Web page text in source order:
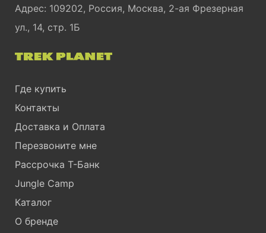
Адрес: 109202, Россия, Москва, 2-ая Фрезерная
ул., 14, стр. 1Б
Где купить
Контакты
Доставка и Оплата
Перезвоните мне
Рассрочка Т-Банк
Jungle Camp
Каталог
О бренде